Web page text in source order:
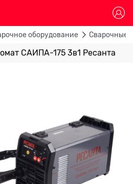
оборудование Сварочные
САИПА-175 3в1 Ресанта